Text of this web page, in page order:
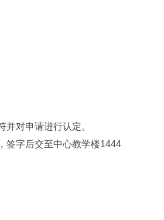
对申请进行认定。
字后交至中心教学楼1444